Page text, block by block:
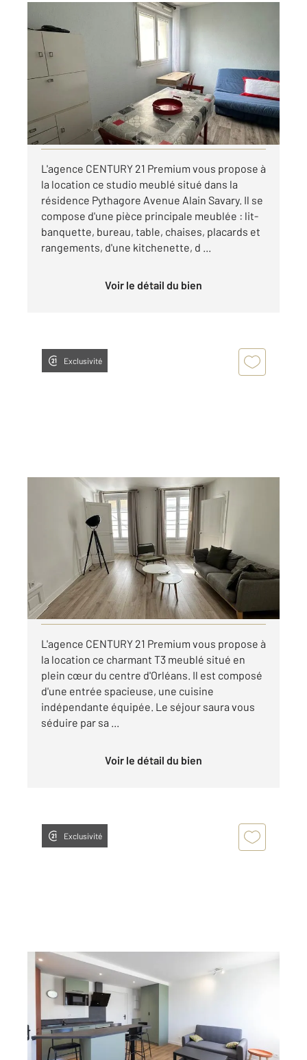
ORLEANS 45
19 m2, 1 pièce
Ref : 9552
Appartement Studio à louer
441,17 €
par mois charges comprises
Visiter le site dédié
L'agence CENTURY 21 Premium vous propose à
la location ce studio meublé situé dans la
résidence Pythagore Avenue Alain Savary. Il se
compose d'une pièce principale meublée : lit-
banquette, bureau, table, chaises, placards et
rangements, d'une kitchenette, d ...
Voir le détail du bien
Exclusivité
ORLEANS 45
, 3 pièces
Ref : 9283
Appartement F3 à louer
850 €
par mois charges comprises
Visiter le site dédié
L'agence CENTURY 21 Premium vous propose à
la location ce charmant T3 meublé situé en
plein cœur du centre d'Orléans. Il est composé
d'une entrée spacieuse, une cuisine
indépendante équipée. Le séjour saura vous
séduire par sa ...
Voir le détail du bien
Exclusivité
ORLEANS 45
36 m2
, 2 pièces
Ref : 9486
Appartement F2 à louer
790 €